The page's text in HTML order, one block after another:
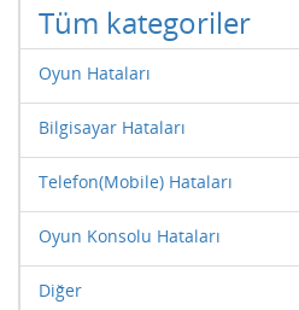
Tüm kategoriler
Oyun Hataları
Bilgisayar Hataları
Telefon(Mobile) Hataları
Oyun Konsolu Hataları
Diğer